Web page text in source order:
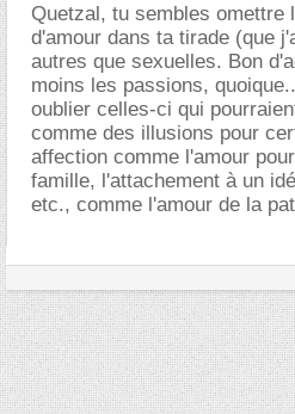
Quetzal, tu sembles omettre
d'amour dans ta tirade (que
autres que sexuelles. Bon
moins les passions,
oublier celles-ci qui
comme des illusions pour
affection comme l'amour
famille, l'attachement à un
etc., comme l'amour de la